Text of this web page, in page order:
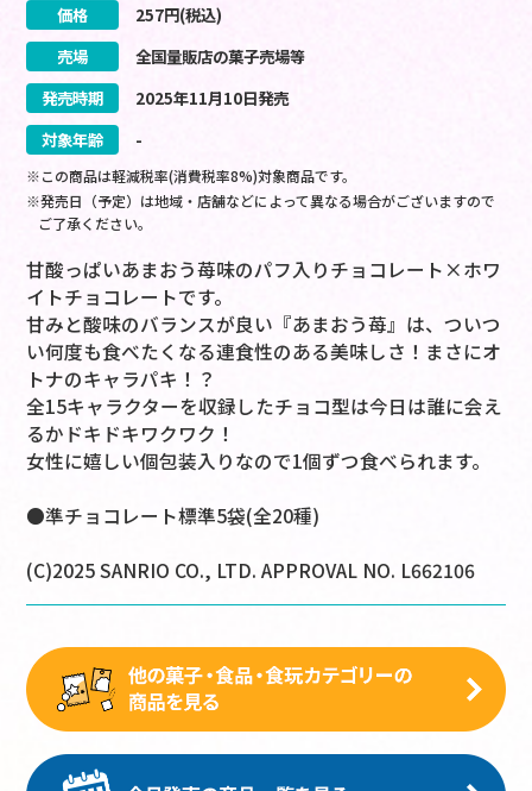
価格 257円(税込)
売場
全国量販店の菓子売場等
発売時期
2025年11月10日発売
対象年齢
-
※この商品は軽減税率(消費税率8%)対象商品です。
※発売日（予定）は地域・店舗などによって異なる場合がございますので
ご了承ください。
甘酸っぱいあまおう苺味のパフ入りチョコレート×ホワ
イトチョコレートです。
甘みと酸味のバランスが良い『あまおう苺』は、ついつ
い何度も食べたくなる連食性のある美味しさ！まさにオ
トナのキャラパキ！？
全15キャラクターを収録したチョコ型は今日は誰に会え
るかドキドキワクワク！
女性に嬉しい個包装入りなので1個ずつ食べられます。
●準チョコレート標準5袋(全20種)
(C)2025 SANRIO CO., LTD. APPROVAL NO. L662106